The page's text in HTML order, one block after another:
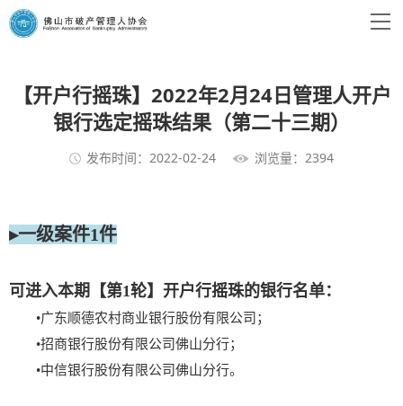
【开户行摇珠】2022年2月24日管理人开户
银行选定摇珠结果（第二十三期）
发布时间：2022-02-24 浏览量：2394
▸一级案件1件
可进入本期【第1轮】开户行摇珠的银行名单：
•广东顺德农村商业银行股份有限公司；
•招商银行股份有限公司佛山分行；
•中信银行股份有限公司佛山分行。